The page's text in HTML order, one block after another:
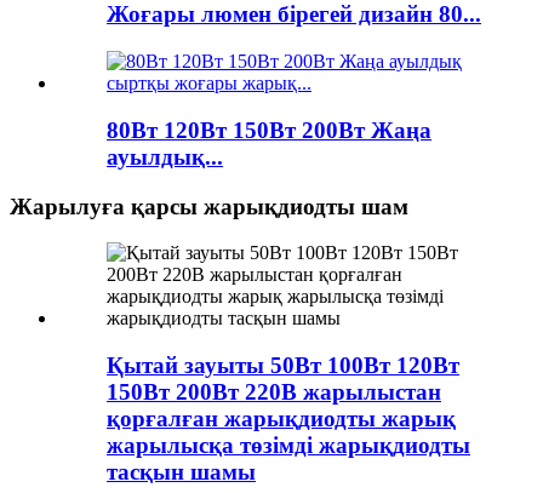
Жоғары люмен бірегей дизайн 80...
80Вт 120Вт 150Вт 200Вт Жаңа
ауылдық...
Жарылуға қарсы жарықдиодты шам
Қытай зауыты 50Вт 100Вт 120Вт
150Вт 200Вт 220В жарылыстан
қорғалған жарықдиодты жарық
жарылысқа төзімді жарықдиодты
тасқын шамы